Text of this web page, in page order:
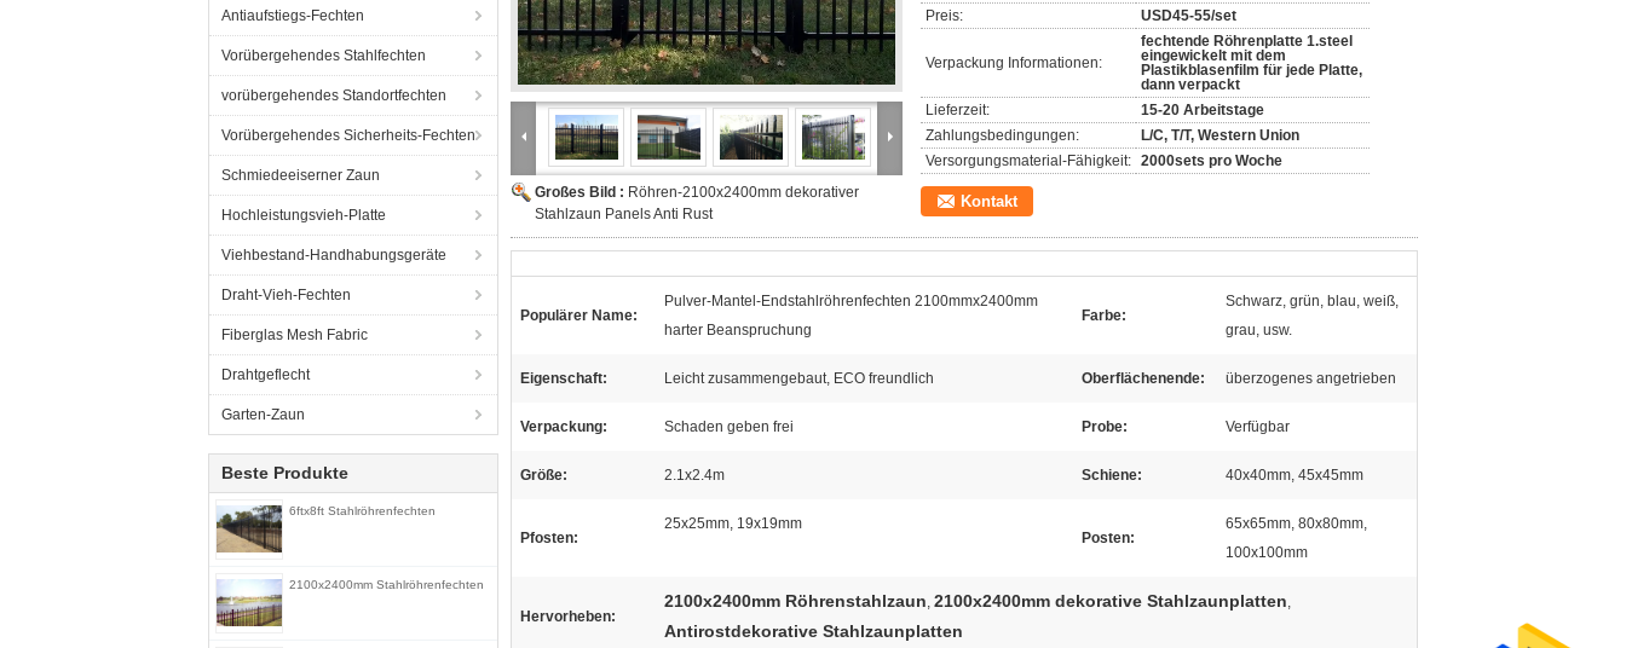
Antiaufstiegs-Fechten
Vorübergehendes Stahlfechten
vorübergehendes Standortfechten
Vorübergehendes Sicherheits-Fechten
Schmiedeeiserner Zaun
Hochleistungsvieh-Platte
Viehbestand-Handhabungsgeräte
Draht-Vieh-Fechten
Fiberglas Mesh Fabric
Drahtgeflecht
Garten-Zaun
Beste Produkte
6ftx8ft Stahlröhrenfechten
2100x2400mm Stahlröhrenfechten
Großes Bild : Röhren-2100x2400mm dekorativer
Stahlzaun Panels Anti Rust
Preis:
USD45-55/set
Verpackung Informationen:
fechtende Röhrenplatte 1.steel
eingewickelt mit dem
Plastikblasenfilm für jede Platte,
dann verpackt
Lieferzeit:
15-20 Arbeitstage
Zahlungsbedingungen:
L/C, T/T, Western Union
Versorgungsmaterial-Fähigkeit: 2000sets pro Woche
Kontakt
Populärer Name:
Pulver-Mantel-Endstahlröhrenfechten 2100mmx2400mm
harter Beanspruchung
Farbe:
Schwarz, grün, blau, weiß,
grau, usw.
Eigenschaft: Leicht zusammengebaut, ECO freundlich Oberflächenende: überzogenes angetrieben
Verpackung: Schaden geben frei Probe: Verfügbar
Größe: 2.1x2.4m Schiene: 40x40mm, 45x45mm
Pfosten:
25x25mm, 19x19mm
Posten:
65x65mm, 80x80mm,
100x100mm
Hervorheben:
2100x2400mm Röhrenstahlzaun, 2100x2400mm dekorative Stahlzaunplatten,
Antirostdekorative Stahlzaunplatten